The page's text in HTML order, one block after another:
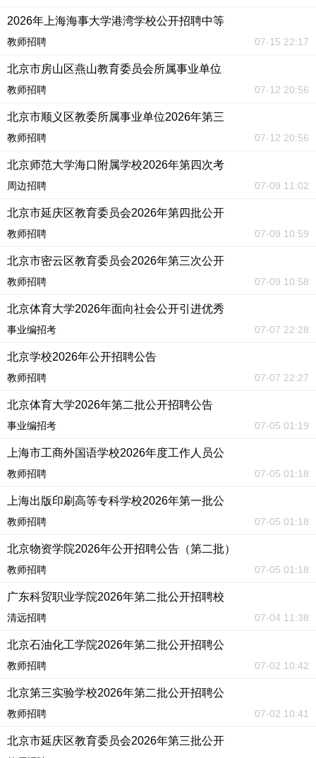
2026年上海海事大学港湾学校公开招聘中等
教师招聘 07-15 22:17
北京市房山区燕山教育委员会所属事业单位
教师招聘 07-12 20:56
北京市顺义区教委所属事业单位2026年第三
教师招聘 07-12 20:56
北京师范大学海口附属学校2026年第四次考
周边招聘 07-09 11:02
北京市延庆区教育委员会2026年第四批公开
教师招聘 07-09 10:59
北京市密云区教育委员会2026年第三次公开
教师招聘 07-09 10:58
北京体育大学2026年面向社会公开引进优秀
事业编招考 07-07 22:28
北京学校2026年公开招聘公告
教师招聘 07-07 22:27
北京体育大学2026年第二批公开招聘公告
事业编招考 07-05 01:19
上海市工商外国语学校2026年度工作人员公
教师招聘 07-05 01:18
上海出版印刷高等专科学校2026年第一批公
教师招聘 07-05 01:18
北京物资学院2026年公开招聘公告（第二批）
教师招聘 07-05 01:18
广东科贸职业学院2026年第二批公开招聘校
清远招聘 07-04 11:38
北京石油化工学院2026年第二批公开招聘公
教师招聘 07-02 10:42
北京第三实验学校2026年第二批公开招聘公
教师招聘 07-02 10:41
北京市延庆区教育委员会2026年第三批公开